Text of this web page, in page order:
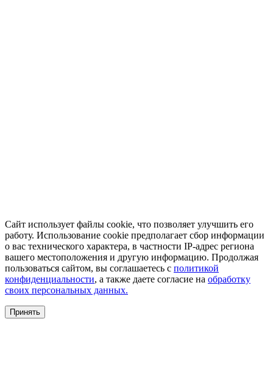
Сайт использует файлы cookie, что позволяет улучшить его
работу. Использование cookie предполагает сбор информации
о вас технического характера, в частности IP-адрес региона
вашего местоположения и другую информацию. Продолжая
пользоваться сайтом, вы соглашаетесь с политикой
конфиденциальности, а также даете согласие на обработку
своих персональных данных.
Принять